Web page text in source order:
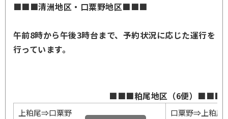
■■■清洲地区・口粟野地区■■■
午前8時から午後3時台まで、予約状況に応じた運行を
行っています。
■■■粕尾地区（6便）■■■
上粕尾⇒口粟野
口粟野⇒上粕尾